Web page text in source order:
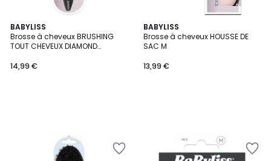
BABYLISS
Brosse à cheveux BRUSHING
TOUT CHEVEUX DIAMOND
14,99 €
BABYLISS
Brosse à cheveux HOUSSE DE
SAC M
13,99 €